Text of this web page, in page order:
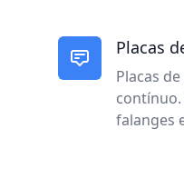
Placas
Placas
falanges